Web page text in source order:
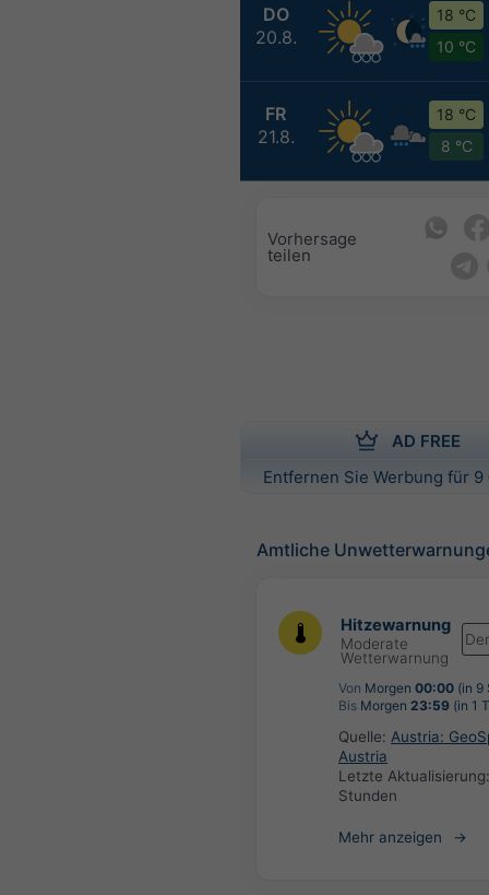
DO
20.8.
18 °C
10 °C
FR
21.8.
18 °C
8 °C
Vorhersage
teilen
AD FREE
Entfernen Sie Werbung für
Amtliche
Hitzewarnung
Moderate
Wetterwarnung
Von Morgen 00:00 (in 9
Bis Morgen 23:59 (in 1
Quelle: Austria:
Austria
Letzte
Stunden
Mehr anzeigen